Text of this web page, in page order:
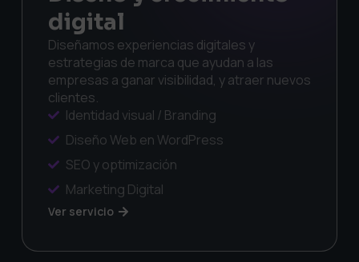
digital
Diseñamos experiencias digitales y
estrategias de marca que ayudan a las
empresas a ganar visibilidad, y atraer nuevos
clientes.
Identidad visual / Branding
Diseño Web en WordPress
SEO y optimización
Marketing Digital
Ver servicio